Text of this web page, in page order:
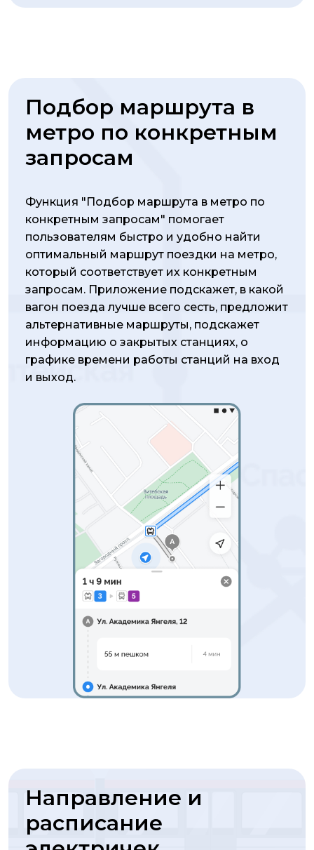
Подбор маршрута в
метро по конкретным
запросам
Функция "Подбор маршрута в метро по
конкретным запросам" помогает
пользователям быстро и удобно найти
оптимальный маршрут поездки на метро,
который соответствует их конкретным
запросам. Приложение подскажет, в какой
вагон поезда лучше всего сесть, предложит
альтернативные маршруты, подскажет
информацию о закрытых станциях, о
графике времени работы станций на вход
и выход.
Направление и
расписание